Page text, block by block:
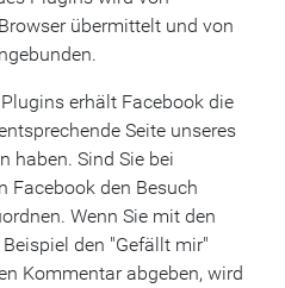
übermittelt und von
erhält Facebook die
Seite unseres
haben. Sind Sie bei
Facebook den Besuch
Wenn Sie mit den
den "Gefällt mir"
Kommentar abgeben, wird